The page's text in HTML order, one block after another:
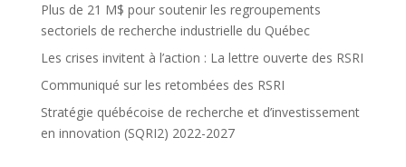
Plus de 21 M$ pour soutenir les regroupements
sectoriels de recherche industrielle du Québec
Les crises invitent à l’action : La lettre ouverte des RSRI
Communiqué sur les retombées des RSRI
Stratégie québécoise de recherche et d’investissement
en innovation (SQRI2) 2022-2027